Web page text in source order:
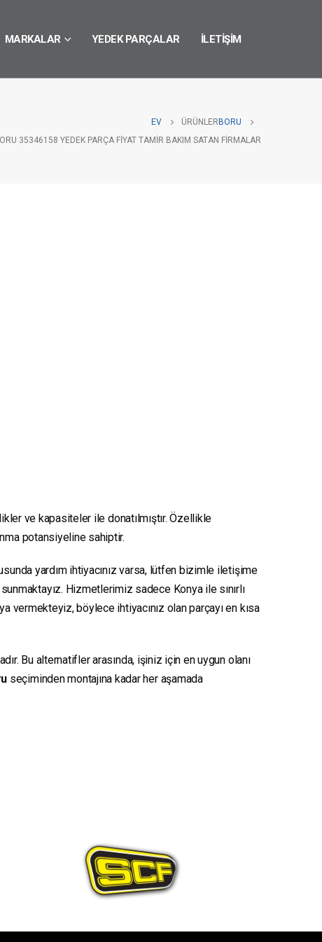
MARKALAR YEDEK PARÇALAR İLETIŞIM
EV ÜRÜNLER BORU
35346158 YEDEK PARÇA FIYAT TAMIR BAKIM SATAN FIRMALAR
ve kapasiteler ile donatılmıştır. Özellikle
potansiyeline sahiptir.
yardım ihtiyacınız varsa, lütfen bizimle iletişime
Hizmetlerimiz sadece Konya ile sınırlı
vermekteyiz, böylece ihtiyacınız olan parçayı en kısa
Bu alternatifler arasında, işiniz için en uygun olanı
seçiminden montajına kadar her aşamada